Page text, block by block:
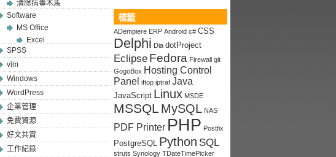
清除病毒木馬
Software
MS Office
Excel
SPSS
vim
Windows
WordPress
企業管理
免費資源
好文共賞
工作紀錄
標籤
ADempiere ERP Android c# CSS
Delphi Dia dotProject
Eclipse Fedora Firewall git
GogoBox Hosting Control
Panel iftop iptraf Java
JavaScript Linux MSDE
MSSQL MySQL NAS
PDF Printer PHP Postfix
PostgreSQL Python SQL
struts Synology TDateTimePicker